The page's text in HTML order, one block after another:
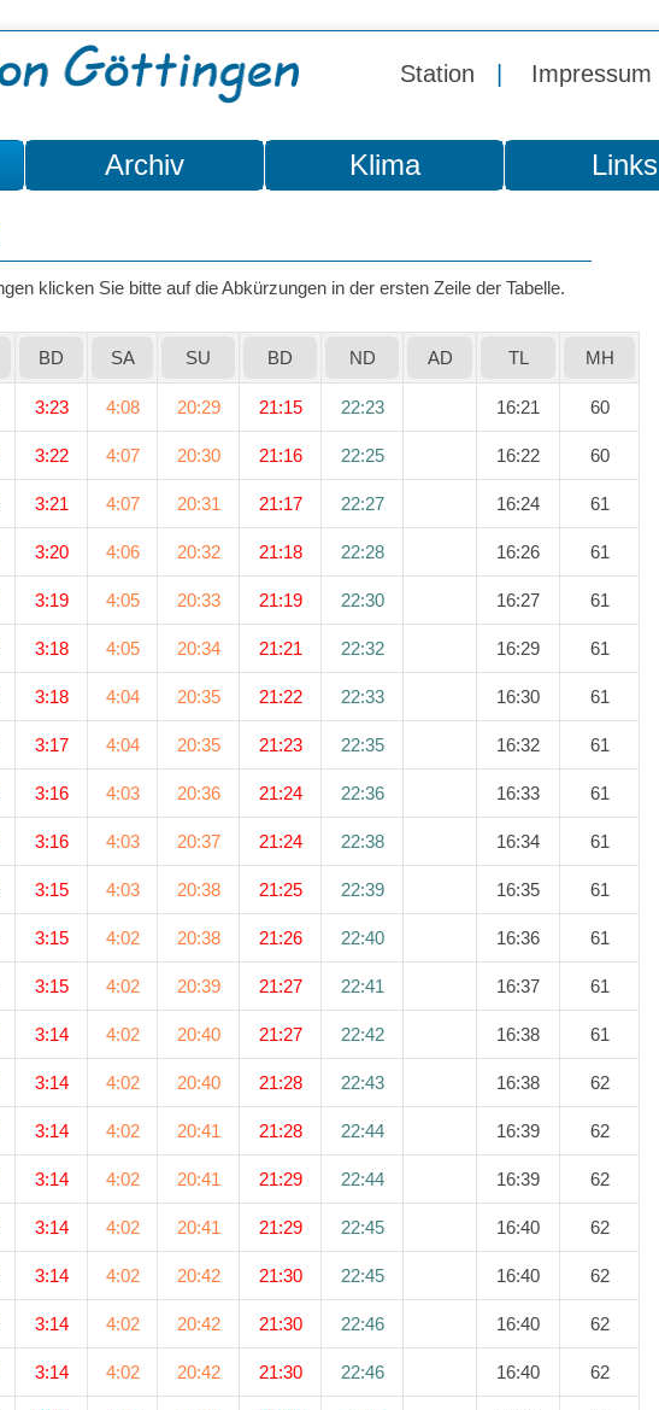
Station Impressum
Archiv Klima Links
klicken Sie bitte auf die Abkürzungen in der ersten Zeile der Tabelle.
BD SA SU BD ND AD TL MH
3:23 4:08 20:29 21:15 22:23 16:21 60
3:22 4:07 20:30 21:16 22:25 16:22 60
3:21 4:07 20:31 21:17 22:27 16:24 61
3:20 4:06 20:32 21:18 22:28 16:26 61
3:19 4:05 20:33 21:19 22:30 16:27 61
3:18 4:05 20:34 21:21 22:32 16:29 61
3:18 4:04 20:35 21:22 22:33 16:30 61
3:17 4:04 20:35 21:23 22:35 16:32 61
3:16 4:03 20:36 21:24 22:36 16:33 61
3:16 4:03 20:37 21:24 22:38 16:34 61
3:15 4:03 20:38 21:25 22:39 16:35 61
3:15 4:02 20:38 21:26 22:40 16:36 61
3:15 4:02 20:39 21:27 22:41 16:37 61
3:14 4:02 20:40 21:27 22:42 16:38 61
3:14 4:02 20:40 21:28 22:43 16:38 62
3:14 4:02 20:41 21:28 22:44 16:39 62
3:14 4:02 20:41 21:29 22:44 16:39 62
3:14 4:02 20:41 21:29 22:45 16:40 62
3:14 4:02 20:42 21:30 22:45 16:40 62
3:14 4:02 20:42 21:30 22:46 16:40 62
3:14 4:02 20:42 21:30 22:46 16:40 62